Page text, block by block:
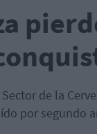
de la
por segundo